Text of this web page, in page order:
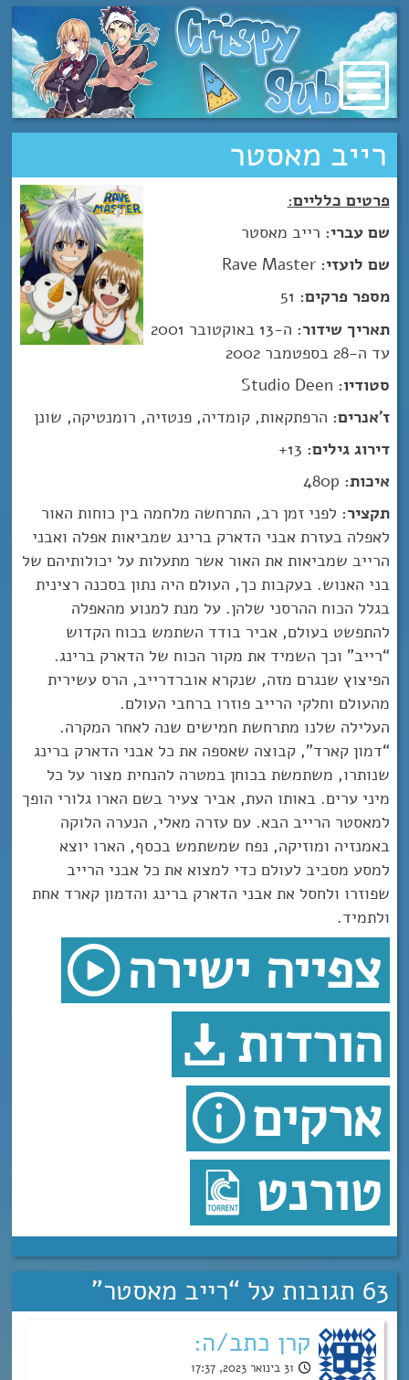
מעבר
לתוכן
רייב מאסטר
פרטים כלליים:
שם עברי: רייב מאסטר
שם לועזי: Rave Master
מספר פרקים:
תאריך שידור:
ה-13 באוקטובר 2001
עד ה-28 בספטמבר 2002
סטודיו:
ז'אנרים: הרפתקאות, קומדיה, פנטזיה, רומנטיקה, שונן
דירוג גילים:
איכות:
תקציר: לפני זמן רב, התרחשה מלחמה בין כוחות האור
לאפלה בעזרת אבני הדארק ברינג שמביאות אפלה ואבני
הרייב שמביאות את האור אשר מתעלות על יכולותיהם של
בני האנוש. בעקבות כך, העולם היה נתון בסכנה רצינית
בגלל הכוח ההרסני שלהן. על מנת למנוע מהאפלה
להתפשט בעולם, אביר בודד השתמש בכוח הקדוש
“רייב” וכך השמיד את מקור הכוח של הדארק ברינג.
הפיצוץ שנגרם מזה, שנקרא אוברדרייב, הרס עשירית
מהעולם וחלקי הרייב פוזרו ברחבי העולם.
העלילה שלנו מתרחשת חמישים שנה לאחר המקרה.
“דמון קארד”, קבוצה שאספה את כל אבני הדארק ברינג
שנותרו, משתמשת בכוחן במטרה להנחית מצור על כל
מיני ערים. באותו העת, אביר צעיר בשם הארו גלורי הופך
למאסטר הרייב הבא. עם עזרה מאלי, הנערה הלוקה
באמנזיה ומוזיקה, נפח שמשתמש בכסף, הארו יוצא
למסע מסביב לעולם כדי למצוא את כל אבני הרייב
שפוזרו ולחסל את אבני הדארק ברינג והדמון קארד אחת
ולתמיד.
צפייה ישירה
הורדות
ארקים
טורנט
63 תגובות על “ רייב מאסטר”
קרן כתב/ה:
31 בינואר 2023, 17:37